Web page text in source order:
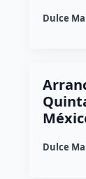
Dulce
Dulce